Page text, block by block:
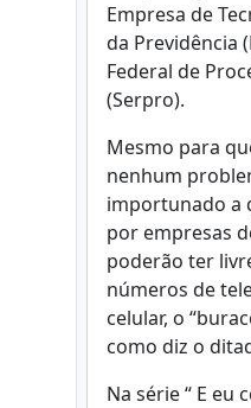
Empresa de
da Previdência
Federal de
(Serpro).
Mesmo para
nenhum
importunado a
por empresas
poderão ter
números de
celular, o
como diz o
Na série “ E eu